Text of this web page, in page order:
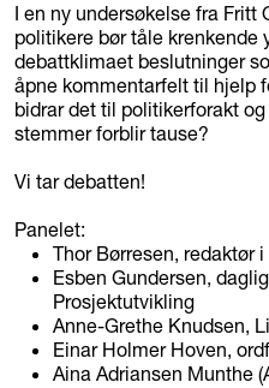
I en ny undersøkelse fra Fritt
politikere bør tåle krenkende
debattklimaet beslutninger
åpne kommentarfelt til hjelp
bidrar det til politikerforakt
stemmer forblir tause?
Vi tar debatten!
Panelet:
Thor Børresen, redaktør
Esben Gundersen,
Prosjektutvikling
Anne-Grethe Knudsen,
Einar Holmer Hoven,
Aina Adriansen Munthe